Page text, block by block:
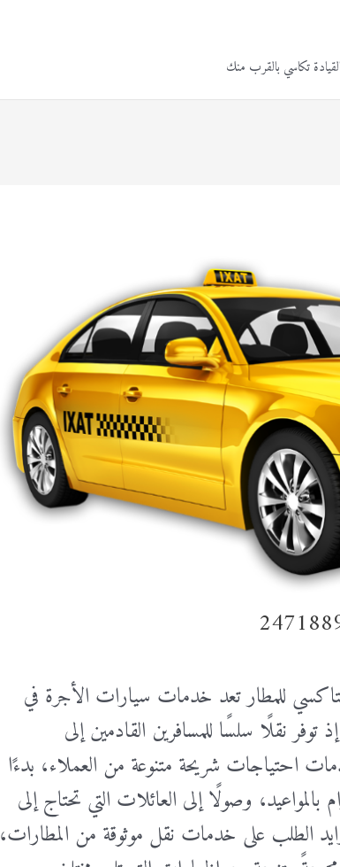
للمطار تعد خدمات سيارات الأجرة في
توفر نقلًا سلسًا للمسافرين القادمين إلى
احتياجات شريحة متنوعة من العملاء، بدءًا
وصولًا إلى العائلات التي تحتاج إلى
الطلب على خدمات نقل موثوقة من المطارات،